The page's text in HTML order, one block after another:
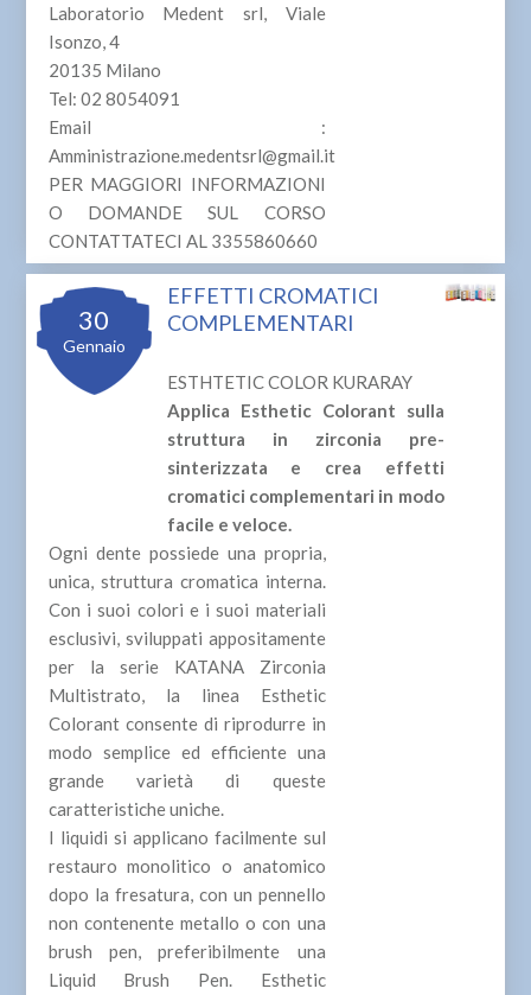
Laboratorio Medent srl, Viale
Isonzo, 4
20135 Milano
Tel: 02 8054091
Email :
Amministrazione.medentsrl@gmail.it
PER MAGGIORI INFORMAZIONI
O DOMANDE SUL CORSO
CONTATTATECI AL 3355860660
30
Gennaio
EFFETTI CROMATICI
COMPLEMENTARI
ESTHTETIC COLOR KURARAY
Applica Esthetic Colorant sulla
struttura in zirconia pre-
sinterizzata e crea effetti
cromatici complementari in modo
facile e veloce.
Ogni dente possiede una propria,
unica, struttura cromatica interna.
Con i suoi colori e i suoi materiali
esclusivi, sviluppati appositamente
per la serie KATANA Zirconia
Multistrato, la linea Esthetic
Colorant consente di riprodurre in
modo semplice ed efficiente una
grande varietà di queste
caratteristiche uniche.
I liquidi si applicano facilmente sul
restauro monolitico o anatomico
dopo la fresatura, con un pennello
non contenente metallo o con una
brush pen, preferibilmente una
Liquid Brush Pen. Esthetic